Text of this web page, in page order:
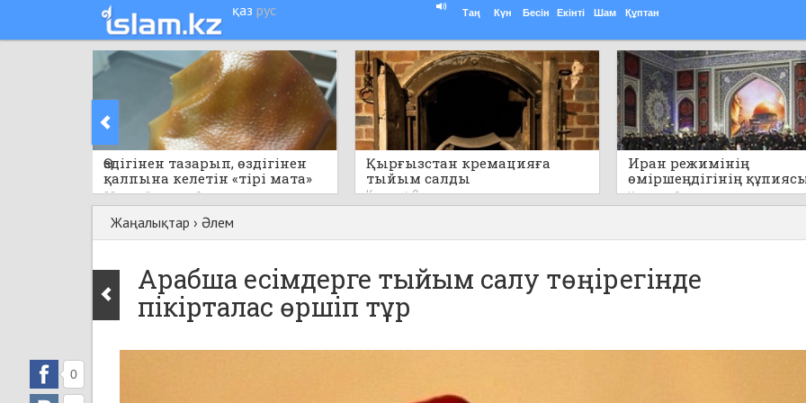
қаз рус Таң Күн Бесін Екінті Шам Құптан
Өздігінен тазарып, өздігінен
қалпына келетін «тірі мата»
пайда болды
22 сағат бұрын 0
Қырғызстан кремацияға
тыйым салды
Кеше 0
Иран режимінің
өміршеңдігінің
айтылды
Кеше 0
Жаңалықтар › Әлем
Арабша есімдерге тыйым салу төңірегінде
пікірталас өршіп тұр
0